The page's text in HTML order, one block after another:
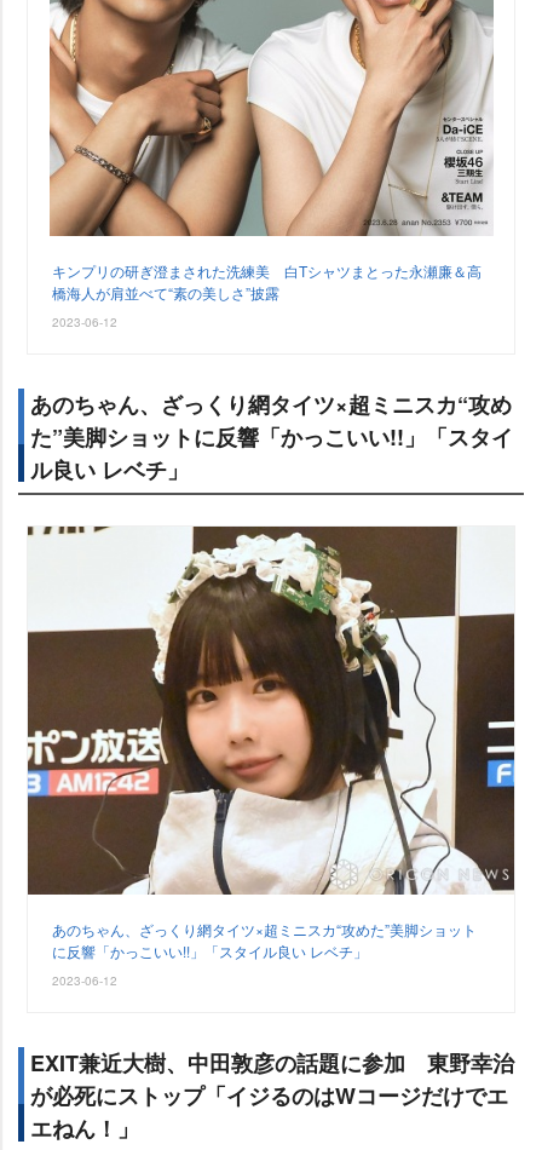
キンプリの研ぎ澄まされた洗練美 白Tシャツまとった永瀬廉＆高
橋海人が肩並べて“素の美しさ”披露
2023-06-12
あのちゃん、ざっくり網タイツ×超ミニスカ“攻め
た”美脚ショットに反響「かっこいい!!」「スタイ
ル良い レベチ」
あのちゃん、ざっくり網タイツ×超ミニスカ“攻めた”美脚ショット
に反響「かっこいい!!」「スタイル良い レベチ」
2023-06-12
EXIT兼近大樹、中田敦彦の話題に参加 東野幸治
が必死にストップ「イジるのはWコージだけでエ
エねん！」